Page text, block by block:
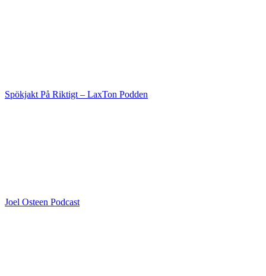
Spökjakt På Riktigt – LaxTon Podden
Joel Osteen Podcast